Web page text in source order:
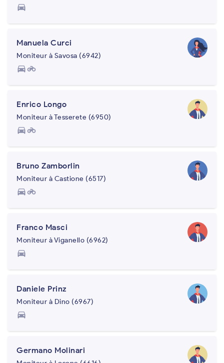
directions_car
Manuela Curci
Moniteur à Savosa (6942)
directions_carmotorcycle
Enrico Longo
Moniteur à Tesserete (6950)
directions_carmotorcycle
Bruno Zamborlin
Moniteur à Castione (6517)
directions_carmotorcycle
Franco Masci
Moniteur à Viganello (6962)
directions_car
Daniele Prinz
Moniteur à Dino (6967)
directions_car
Germano Molinari